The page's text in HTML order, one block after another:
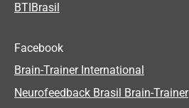
BTIBrasil
Facebook
Brain-Trainer International
Neurofeedback Brasil Brain-Trainer